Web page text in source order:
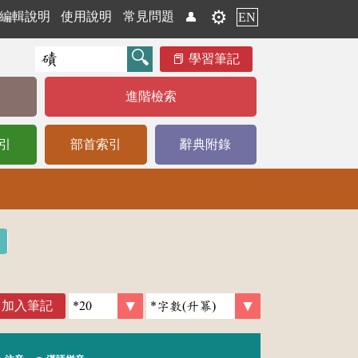
編輯說明 使用說明 常見問題 👤 ⚙️ EN
學習筆記
進階檢索
部首索引 辭典附錄
加入筆記